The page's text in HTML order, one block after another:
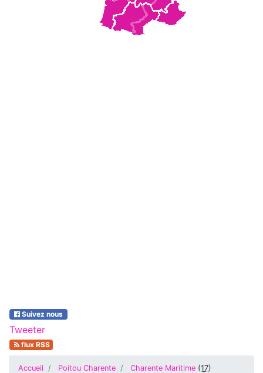
Suivez nous
Tweeter
flux RSS
Accueil Poitou Charente Charente Maritime (17)